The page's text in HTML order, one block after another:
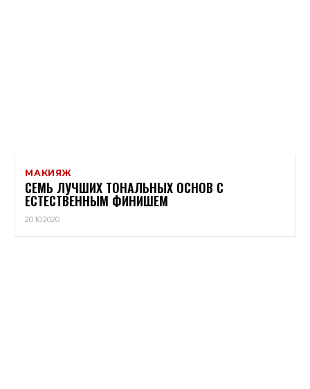
МАКИЯЖ
СЕМЬ ЛУЧШИХ ТОНАЛЬНЫХ ОСНОВ С
ЕСТЕСТВЕННЫМ ФИНИШЕМ
20.10.2020